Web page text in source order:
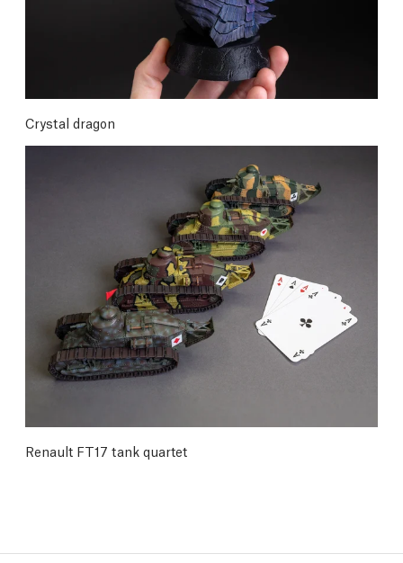
Crystal dragon
Renault FT17 tank quartet